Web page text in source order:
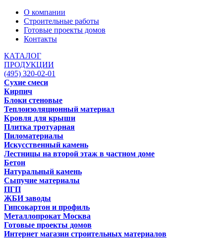
О компании
Строительные работы
Готовые проекты домов
Контакты
КАТАЛОГ
ПРОДУКЦИИ
(495) 320-02-01
Сухие смеси
Кирпич
Блоки стеновые
Теплоизоляционный материал
Кровля для крыши
Плитка тротуарная
Пиломатериалы
Искусственный камень
Лестницы на второй этаж в частном доме
Бетон
Натуральный камень
Сыпучие материалы
ПГП
ЖБИ заводы
Гипсокартон и профиль
Металлопрокат Москва
Готовые проекты домов
Интернет магазин строительных материалов